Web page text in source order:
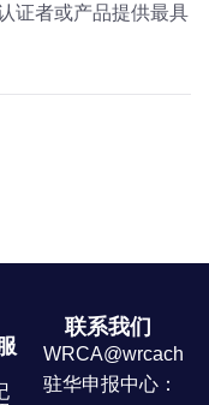
证者或产品提供最具
联系我们
驻华申报中心：